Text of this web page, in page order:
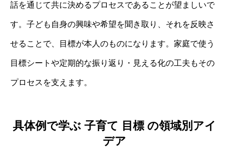
話を通じて共に決めるプロセスであることが望ましいで
す。子ども自身の興味や希望を聞き取り、それを反映さ
せることで、目標が本人のものになります。家庭で使う
目標シートや定期的な振り返り・見える化の工夫もその
プロセスを支えます。
具体例で学ぶ 子育て 目標 の領域別アイ
デア